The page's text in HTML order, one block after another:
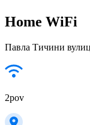
Home WiFi
Павла Тичини
2pov